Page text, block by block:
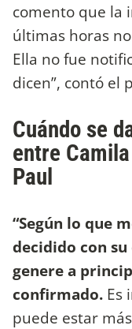
comento que la
últimas horas
Ella no fue
dicen”, contó el
Cuándo se
entre
Paul
“Según lo que
decidido con
genere a
confirmado. Es
puede estar